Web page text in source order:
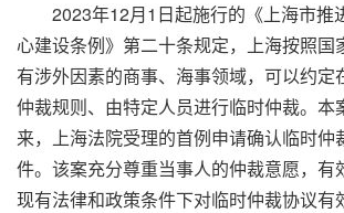
2023年12月1日起施行的《上海市推
心建设条例》第二十条规定，上海按照国
有涉外因素的商事、海事领域，可以约定
仲裁规则、由特定人员进行临时仲裁。本
来，上海法院受理的首例申请确认临时仲
件。该案充分尊重当事人的仲裁意愿，有
现有法律和政策条件下对临时仲裁协议有